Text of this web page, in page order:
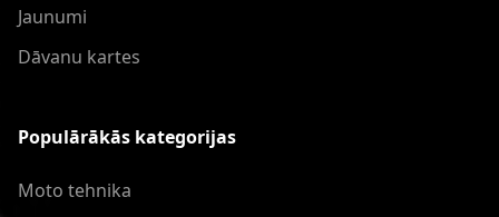
Jaunumi
Dāvanu kartes
Populārākās kategorijas
Moto tehnika